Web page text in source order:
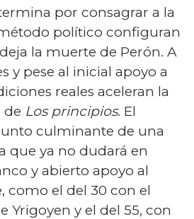
por consagrar a la
político configuran
la muerte de Perón. A
y pese al inicial apoyo a
reales aceleran la
de Los principios. El
culminante de una
que ya no dudará en
y abierto apoyo al
como el del 30 con el
Yrigoyen y el del 55, con